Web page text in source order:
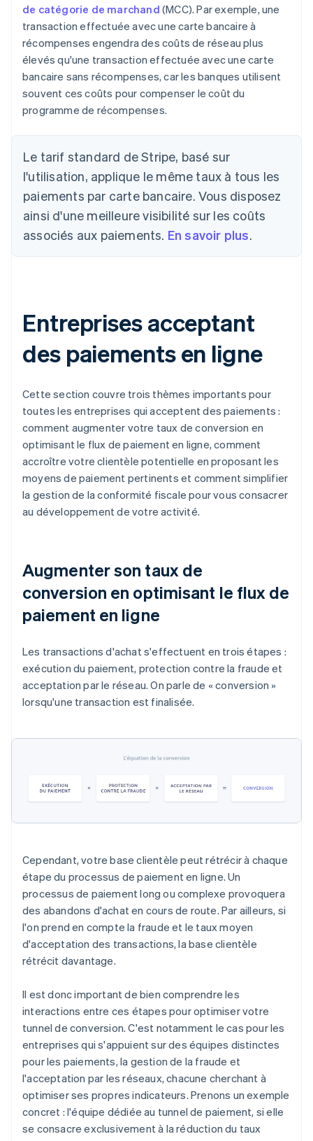
de catégorie de marchand (MCC). Par exemple, une
transaction effectuée avec une carte bancaire à
récompenses engendra des coûts de réseau plus
élevés qu'une transaction effectuée avec une carte
bancaire sans récompenses, car les banques utilisent
souvent ces coûts pour compenser le coût du
programme de récompenses.
Le tarif standard de Stripe, basé sur
l'utilisation, applique le même taux à tous les
paiements par carte bancaire. Vous disposez
ainsi d'une meilleure visibilité sur les coûts
associés aux paiements. En savoir plus.
Entreprises acceptant
des paiements en ligne
Cette section couvre trois thèmes importants pour
toutes les entreprises qui acceptent des paiements :
comment augmenter votre taux de conversion en
optimisant le flux de paiement en ligne, comment
accroître votre clientèle potentielle en proposant les
moyens de paiement pertinents et comment simplifier
la gestion de la conformité fiscale pour vous consacrer
au développement de votre activité.
Augmenter son taux de
conversion en optimisant le flux de
paiement en ligne
Les transactions d'achat s'effectuent en trois étapes :
exécution du paiement, protection contre la fraude et
acceptation par le réseau. On parle de « conversion »
lorsqu'une transaction est finalisée.
Cependant, votre base clientèle peut rétrécir à chaque
étape du processus de paiement en ligne. Un
processus de paiement long ou complexe provoquera
des abandons d'achat en cours de route. Par ailleurs, si
l'on prend en compte la fraude et le taux moyen
d'acceptation des transactions, la base clientèle
rétrécit davantage.
Il est donc important de bien comprendre les
interactions entre ces étapes pour optimiser votre
tunnel de conversion. C'est notamment le cas pour les
entreprises qui s'appuient sur des équipes distinctes
pour les paiements, la gestion de la fraude et
l'acceptation par les réseaux, chacune cherchant à
optimiser ses propres indicateurs. Prenons un exemple
concret : l'équipe dédiée au tunnel de paiement, si elle
se consacre exclusivement à la réduction du taux